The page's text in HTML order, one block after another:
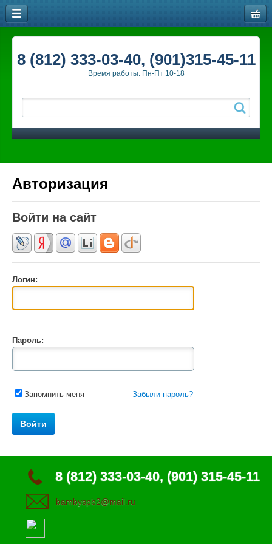
8 (812) 333-03-40, (901)315-45-11
Время работы: Пн-Пт 10-18
Авторизация
Войти на сайт
Логин:
Пароль:
Запомнить меня Забыли пароль?
8 (812) 333-03-40, (901) 315-45-11
bambyspb2@mail.ru